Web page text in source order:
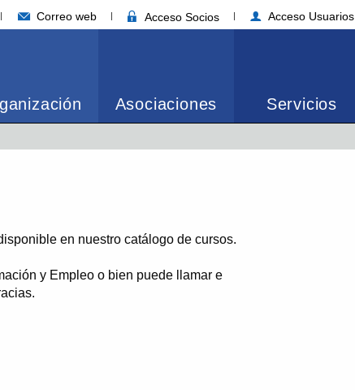
Correo web Acceso Socios Acceso Usuarios
Asociaciones Servicios
en nuestro catálogo de cursos.
y Empleo o bien puede llamar e